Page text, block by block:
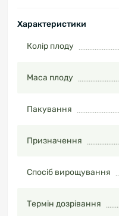
Характеристики
Колір плоду
Маса плоду
Пакування
Призначення
Спосіб вирощування
Термін дозрівання